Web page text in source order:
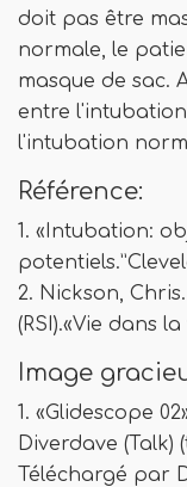
doit pas être
normale, le
masque de sac.
entre
l'intubation
Référence:
1. «Intubation:
2. Nickson,
(RSI).«Vie dans
Image
1. «Glidescope
Diverdave
Téléchargé par